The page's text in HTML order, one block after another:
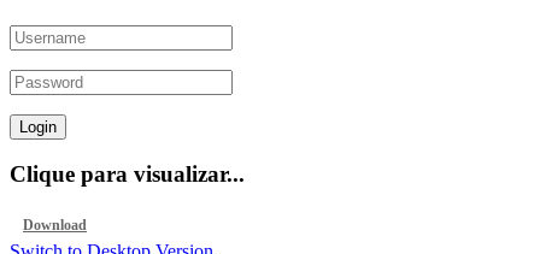
Clique para visualizar...
Download